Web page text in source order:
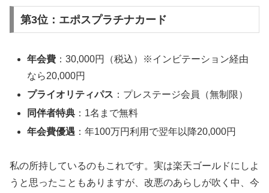
第3位：エポスプラチナカード
年会費 ：30,000円（税込）※インビテーション経由
なら20,000円
プライオリティパス ：プレステージ会員（無制限）
同伴者特典 ：1名まで無料
年会費優遇 ：年100万円利用で翌年以降20,000円
私の所持しているのもこれです。実は楽天ゴールドにしよ
うと思ったこともありますが、改悪のあらしが吹く中、今